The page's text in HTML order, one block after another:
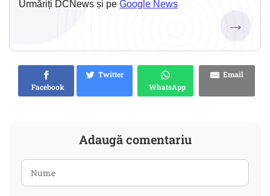
Urmăriți DCNews și pe Google News
→
Facebook
Twitter
WhatsApp
Email
Adaugă comentariu